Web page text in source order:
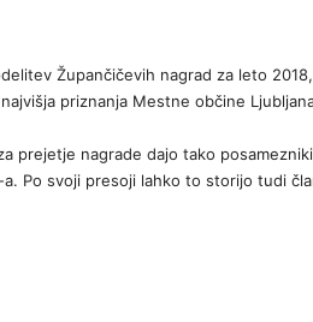
Župančičevih nagrad za leto
priznanja Mestne občine
prejetje nagrade dajo tako
Po svoji presoji lahko to storijo tudi